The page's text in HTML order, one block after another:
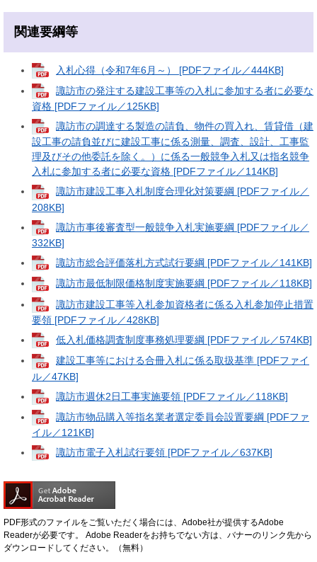
関連要綱等
入札心得（令和7年6月～） [PDFファイル／444KB]
諏訪市の発注する建設工事等の入札に参加する者に必要な
資格 [PDFファイル／125KB]
諏訪市の調達する製造の請負、物件の買入れ、賃貸借（建
設工事の請負並びに建設工事に係る測量、調査、設計、工事監
理及びその他委託を除く。）に係る一般競争入札又は指名競争
入札に参加する者に必要な資格 [PDFファイル／114KB]
諏訪市建設工事入札制度合理化対策要綱 [PDFファイル／
208KB]
諏訪市事後審査型一般競争入札実施要綱 [PDFファイル／
332KB]
諏訪市総合評価落札方式試行要綱 [PDFファイル／141KB]
諏訪市最低制限価格制度実施要綱 [PDFファイル／118KB]
諏訪市建設工事等入札参加資格者に係る入札参加停止措置
要領 [PDFファイル／428KB]
低入札価格調査制度事務処理要綱 [PDFファイル／574KB]
建設工事等における合冊入札に係る取扱基準 [PDFファイ
ル／47KB]
諏訪市週休2日工事実施要領 [PDFファイル／118KB]
諏訪市物品購入等指名業者選定委員会設置要綱 [PDFファ
イル／121KB]
諏訪市電子入札試行要領 [PDFファイル／637KB]
PDF形式のファイルをご覧いただく場合には、Adobe社が提供するAdobe
Readerが必要です。
Adobe Readerをお持ちでない方は、バナーのリンク先から
ダウンロードしてください。（無料）